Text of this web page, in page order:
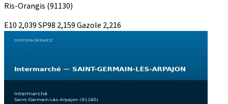
Ris-Orangis (91130)
E10 2,039SP98 2,159Gazole 2,216